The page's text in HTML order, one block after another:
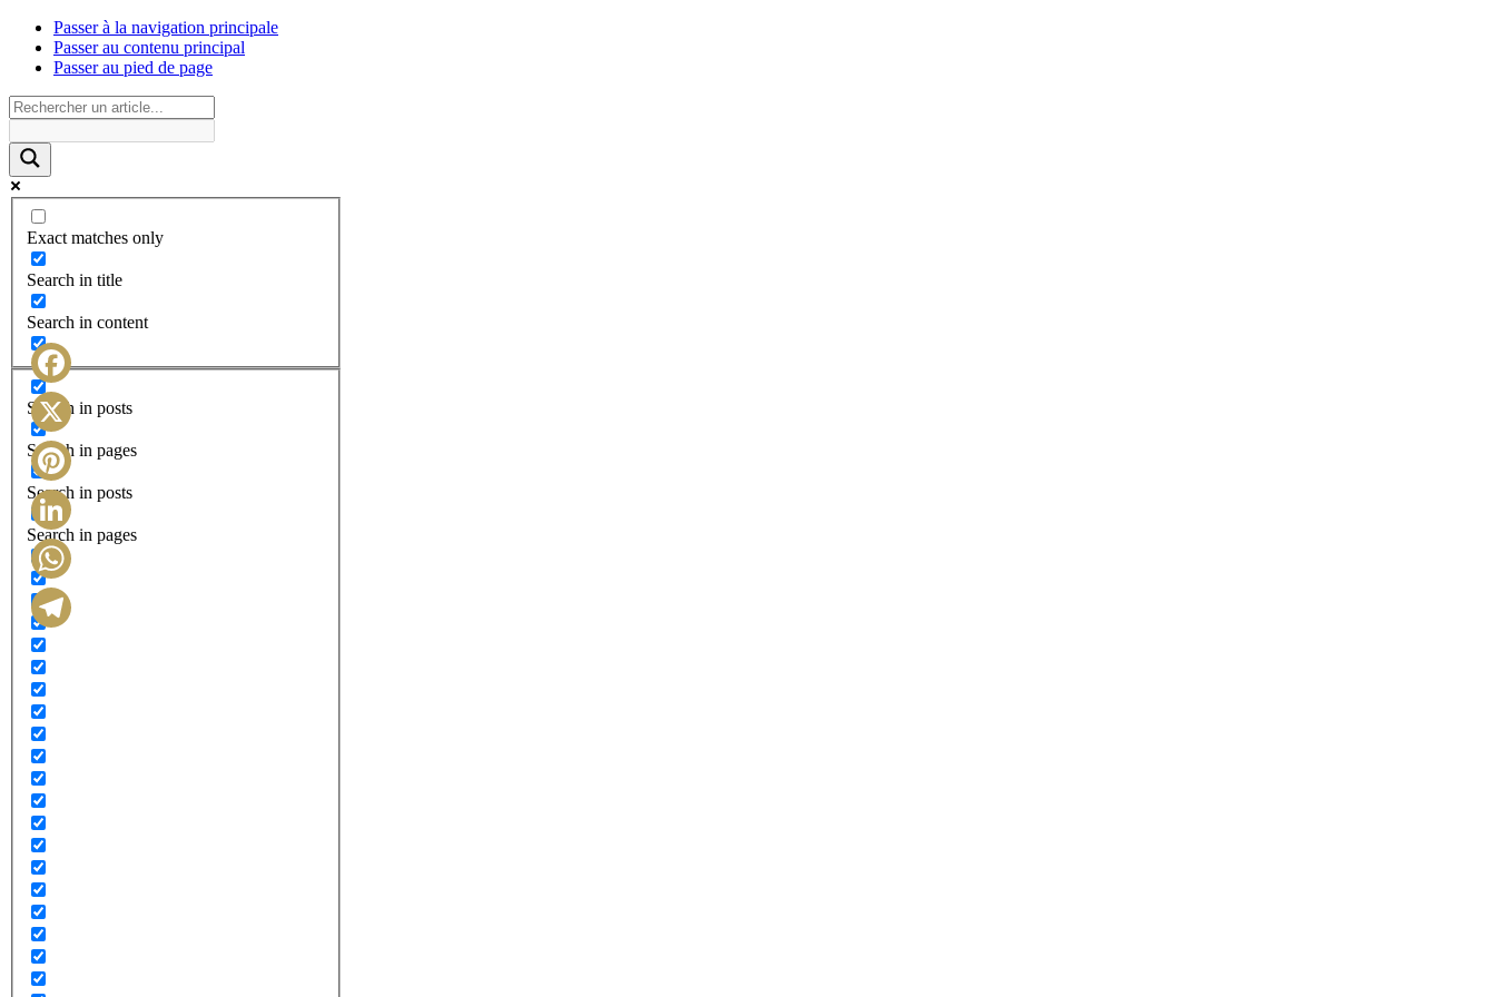
Passer à la navigation principale
Passer au contenu principal
Passer au pied de page
Exact matches only
Search in title
Search in content
Search in posts
Search in pages
Search in posts
Search in pages
Facebook
X
Pinterest
LinkedIn
WhatsApp
Telegram